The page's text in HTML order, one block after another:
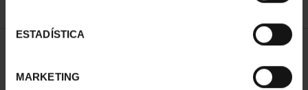
ESTADÍSTICA
MARKETING